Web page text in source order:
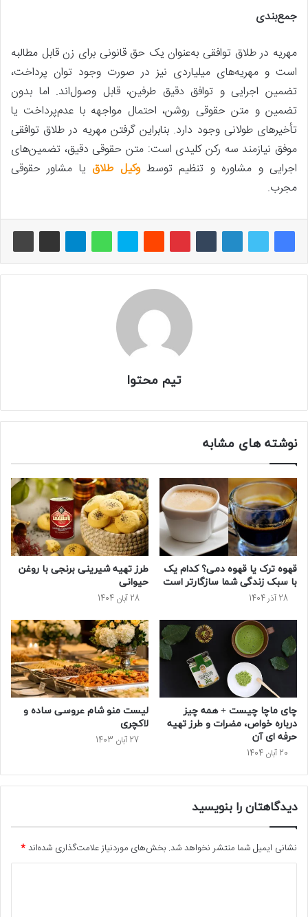
جمع‌بندی
مهریه در طلاق توافقی به‌عنوان یک حق قانونی برای زن قابل مطالبه
است و مهریه‌های میلیاردی نیز در صورت وجود توان پرداخت،
تضمین اجرایی و توافق دقیق طرفین، قابل وصول‌اند. اما بدون
تضمین و متن حقوقی روشن، احتمال مواجهه با عدم‌پرداخت یا
تأخیرهای طولانی وجود دارد. بنابراین گرفتن مهریه در طلاق توافقی
موفق نیازمند سه رکن کلیدی است: متن حقوقی دقیق، تضمین‌های
اجرایی و مشاوره و تنظیم توسطوکیل طلاقیا مشاور حقوقی
مجرب.
تیم محتوا
نوشته های مشابه
قهوه ترک یا قهوه دمی؟ کدام یک
با سبک زندگی شما سازگارتر است
28 آذر 1404
طرز تهیه شیرینی برنجی با روغن
حیوانی
28 آبان 1404
چای ماچا چیست + همه چیز
درباره خواص، مضرات و طرز تهیه
حرفه ‌ای آن
20 آبان 1404
لیست منو شام عروسی ساده و
لاکچری
27 آبان 1403
دیدگاهتان را بنویسید
نشانی ایمیل شما منتشر نخواهد شد. بخش‌های موردنیاز علامت‌گذاری شده‌اند*